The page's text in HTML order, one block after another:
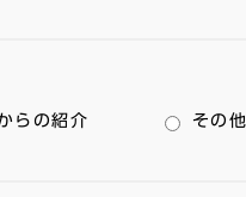
らの紹介 その他